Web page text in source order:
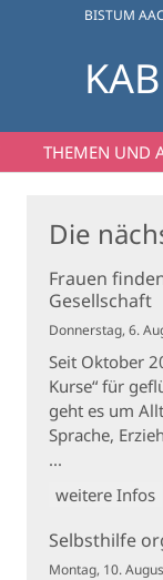
BISTUM
THEMEN UND
Die
Frauen
Gesellschaft
Donnerstag, 6.
Seit Oktober
Kurse“ für
geht es um
Sprache,
...
weitere Infos
Selbsthilfe
Montag, 10.